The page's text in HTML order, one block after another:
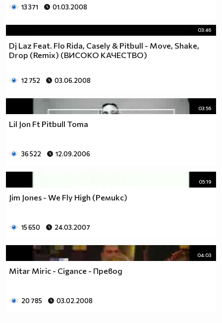
13 371 01.03.2008
03:46
Dj Laz Feat. Flo Rida, Casely & Pitbull - Move, Shake,
Drop (Remix) (ВИСОКО КАЧЕСТВО)
12 752 03.06.2008
03:56
Lil Jon Ft Pitbull Toma
36 522 12.09.2006
05:19
Jim Jones - We Fly High (Ремикс)
15 650 24.03.2007
04:03
Mitar Miric - Cigance - Превод
20 785 03.02.2008